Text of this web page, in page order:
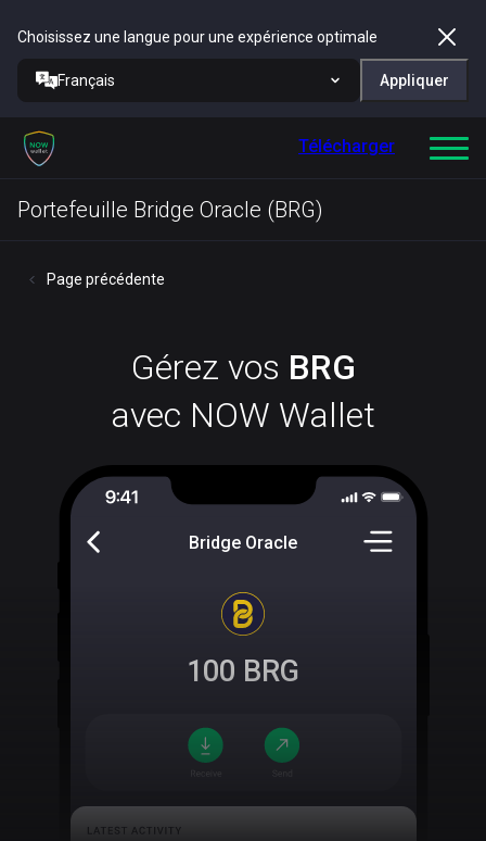
Choisissez une langue pour une expérience optimale
Français Appliquer
Télécharger
Portefeuille Bridge Oracle (BRG)
Page précédente
Gérez vos BRG
avec NOW Wallet
Bridge Oracle
100 BRG